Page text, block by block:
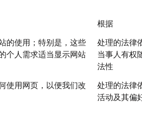
根据
的使用；特别是，这些
个人需求适当显示网站
处理的法律
当事人有权
法性
使用网页，以便我们改
处理的法律
活动及其偏